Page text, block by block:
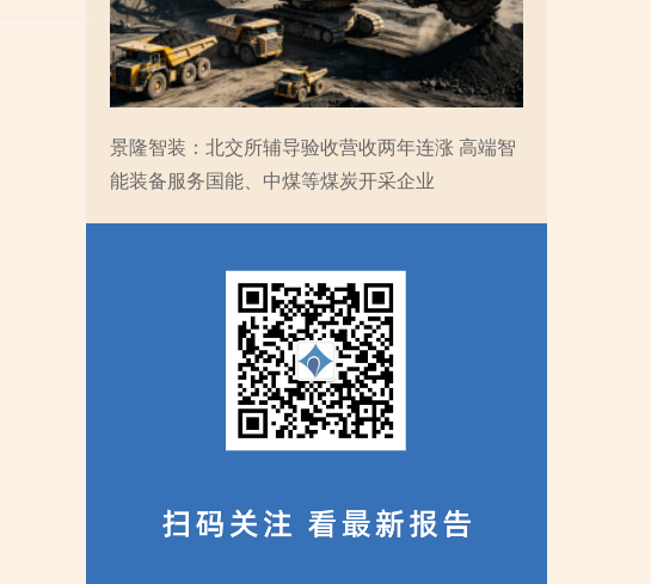
景隆智装：北交所辅导验收营收两年连涨 高端智
能装备服务国能、中煤等煤炭开采企业